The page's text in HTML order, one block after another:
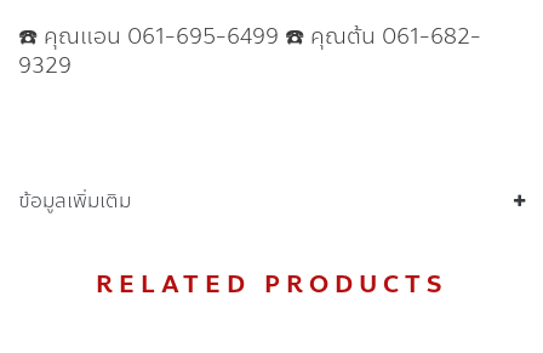
☎️ คุณแอน 061-695-6499 ☎️ คุณต้น 061-682-
9329
ข้อมูลเพิ่มเติม
RELATED PRODUCTS